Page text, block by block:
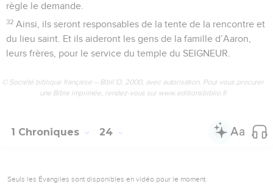
règle le demande.
32 Ainsi, ils seront responsables de la tente de la rencontre et
du lieu saint. Et ils aideront les gens de la famille d’Aaron,
leurs frères, pour le service du temple du SEIGNEUR.
© Société biblique française – Bibli’O, 2000, avec autorisation. Pour vous procurer
une Bible imprimée, rendez-vous sur www.editionsbiblio.fr
1 Chroniques 24
Seuls les Évangiles sont disponibles en vidéo pour le moment.